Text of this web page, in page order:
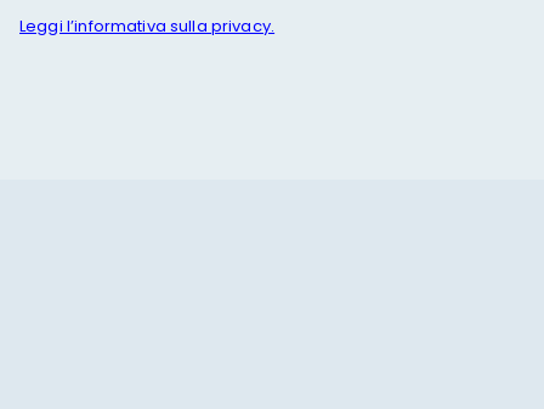
Leggi l’informativa sulla privacy.